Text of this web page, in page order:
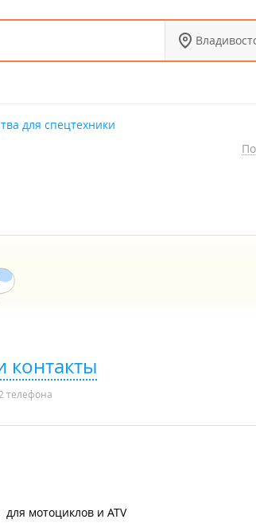
для спецтехники
контакты
телефона
для мотоциклов и ATV